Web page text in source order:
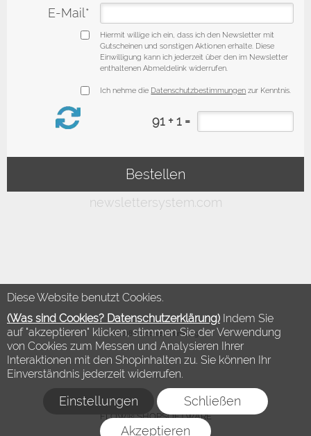
Diese Website benutzt Cookies.
(Was sind Cookies? Datenschutzerklärung) Indem Sie
auf "akzeptieren" klicken, stimmen Sie der Verwendung
von Cookies zum Messen und Analysieren Ihrer
Interaktionen mit den Shopinhalten zu. Sie können Ihr
Einverständnis jederzeit widerrufen.
Einstellungen Schließen
Akzeptieren
©2018 Modewelt Hamburg
FLOW® SHOPSOFTWARE